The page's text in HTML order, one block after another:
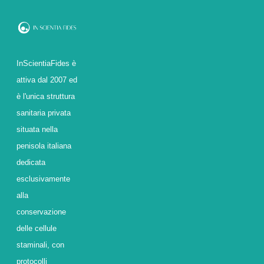
InScientiaFides è
attiva dal 2007 ed
è l'unica struttura
sanitaria privata
situata nella
penisola italiana
dedicata
esclusivamente
alla
conservazione
delle cellule
staminali, con
protocolli